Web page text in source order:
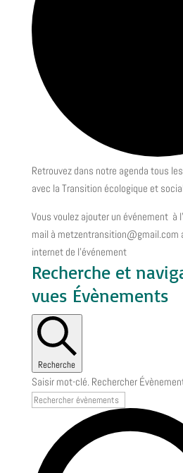
Retrouvez dans notre agenda tous
avec la Transition écologique et
Vous voulez ajouter un événement à
mail à metzentransition@gmail.com
internet de l’événement
Recherche et
vues Évènements
Recherche
Saisir mot-clé. Rechercher